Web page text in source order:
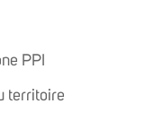
PPI
territoire